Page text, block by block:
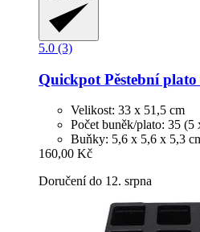
5.0 (3)
Quickpot Pěstební
Velikost: 33 x 51,5 cm
Počet buněk/plato: 35 (5
Buňky: 5,6 x 5,6 x 5,3
160,00 Kč
Doručení do 12. srpna